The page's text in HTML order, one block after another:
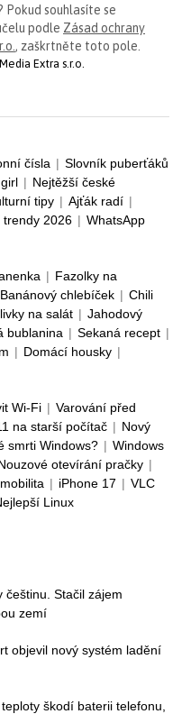
souhlasíte se
podle Zásad ochrany
, zaškrtněte toto pole.
Extra s.r.o.
čísla | Slovník puberťáků
| Nejtěžší české
tipy | Ajťák radí |
trendy 2026 | WhatsApp
| Fazolky na
Banánový chlebíček | Chili
na salát | Jahodový
bublanina | Sekaná recept |
| Domácí housky |
Wi-Fi | Varování před
na starší počítač | Nový
smrti Windows? | Windows
otevírání pračky |
| iPhone 17 | VLC
Linux
češtinu. Stačil zájem
zemí
objevil nový systém ladění
škodí baterii telefonu,